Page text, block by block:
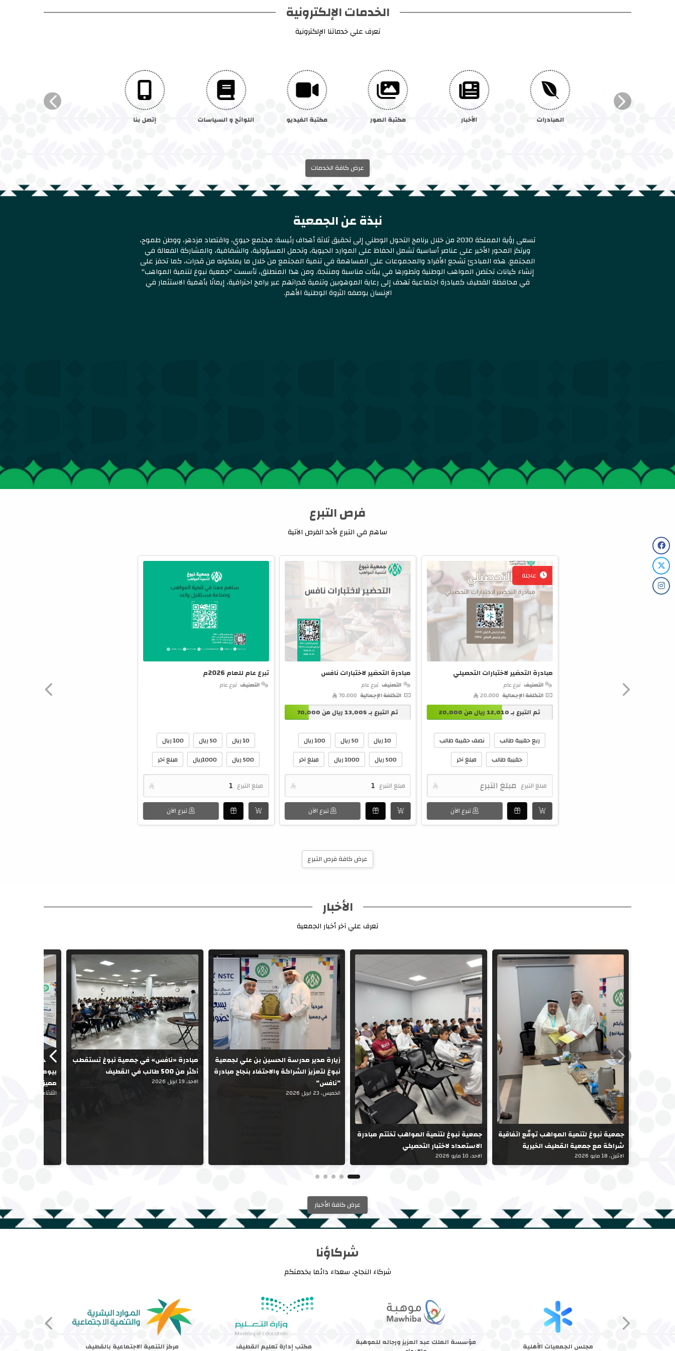
الخدمات الإلكترونية
تعرف علي خدماتنا الإلكترونية
المبادرات الأخبار مكتبة الصور مكتبة الفيديو اللوائح و السياسات إتصل بنا
عرض كافة الخدمات
نبذة عن الجمعية
تسعى رؤية المملكة 2030 من خلال برنامج التحول الوطني إلى تحقيق ثلاثة أهداف رئيسة: مجتمع حيوي، واقتصاد مزدهر، ووطن طموح،
ويرتكز المحور الأخير على عناصر أساسية تشمل الحفاظ على الموارد الحيوية، وتحمل المسؤولية، والشفافية، والمشاركة الفعالة في
المجتمع. هذه المبادئ تشجع الأفراد والمجموعات على المساهمة في تنمية المجتمع من خلال ما يملكونه من قدرات، كما تحفز على
إنشاء كيانات تحتضن المواهب الوطنية وتطورها في بيئات مناسبة ومنتجة. ومن هذا المنطلق، تأسست "جمعية نبوغ لتنمية المواهب"
في محافظة القطيف كمبادرة اجتماعية تهدف إلى رعاية الموهوبين وتنمية قدراتهم عبر برامج احترافية، إيمانًا بأهمية الاستثمار في
الإنسان بوصفه الثروة الوطنية الأهم.
فرص التبرع
ساهم في التبرع لأحد الفرص الآتية
عاجلة
مبادرة التحضير لاختبارات التحصيلي
التصنيف تبرع عام
التكلفة الإجمالية
تم التبرع بـ12,010ريال من20,000
ربع حقيبة طالب
نصف حقيبة طالب
حقيبة طالب
مبلغ آخر
مبلغ التبرع 
تبرع الآن
مبادرة التحضير لاختبارات نافس
التصنيف تبرع عام
التكلفة الإجمالية
تم التبرع بـ13,005ريال من70,000
10 ريال 50 ريال
100 ريال
500 ريال
1000 ريال مبلغ آخر
مبلغ التبرع 
تبرع الآن
تبرع عام للعام 2026م
التصنيف تبرع عام
10 ريال 50 ريال
100 ريال
500 ريال
1000ريال مبلغ آخر
مبلغ التبرع 
تبرع الآن
عرض كافة فرص التبرع
الأخبار
تعرف علي آخر أخبار الجمعية
جمعية نبوغ لتنمية المواهب توقّع اتفاقية
شراكة مع جمعية القطيف الخيرية
الاثنين، 18 مايو 2026
جمعية نبوغ لتنمية المواهب تختتم مبادرة
الاستعداد لاختبار التحصيلي
الاحد، 10 مايو 2026
زيارة مدير مدرسة الحسين بن علي لجمعية
نبوغ لتعزيز الشراكة والاحتفاء بنجاح مبادرة
"نافس"
الخميس، 23 ابريل 2026
مبادرة «نافس» في جمعية نبوغ تستقطب
أكثر من 500 طالب في القطيف
الاحد، 19 ابريل 2026
جمعية «نبوغ
بيوم التأسيس في
مميزة
الثلاثاء، 03 مارس 2026
عرض كافة الأخبار
شركاؤنا
شركاء النجاح، سعداء دائما بخدمتكم
مجلس الجمعيات الأهلية
مؤسسة الملك عبد العزيز ورجاله للموهبة
مكتب إدارة تعليم القطيف مركز التنمية الاجتماعية بالقطيف